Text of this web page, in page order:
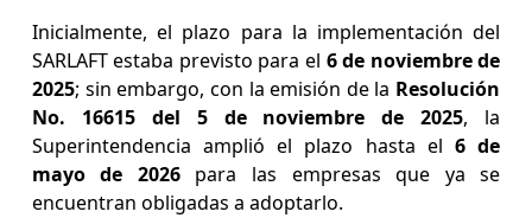
Inicialmente, el plazo para la implementación del
SARLAFT estaba previsto para el 6 de noviembre de
2025; sin embargo, con la emisión de la Resolución
No. 16615 del 5 de noviembre de 2025, la
Superintendencia amplió el plazo hasta el 6 de
mayo de 2026para las empresas que ya se
encuentran obligadas a adoptarlo.